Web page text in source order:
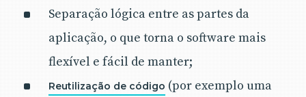
Separação lógica entre as partes da
aplicação, o que torna o software mais
flexível e fácil de manter;
Reutilização de código (por exemplo uma